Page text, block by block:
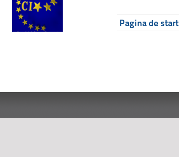
Pagina de start